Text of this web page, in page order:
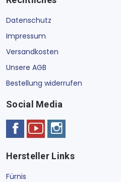
Datenschutz
Impressum
Versandkosten
Unsere AGB
Bestellung widerrufen
Social Media
Hersteller Links
Fürnis